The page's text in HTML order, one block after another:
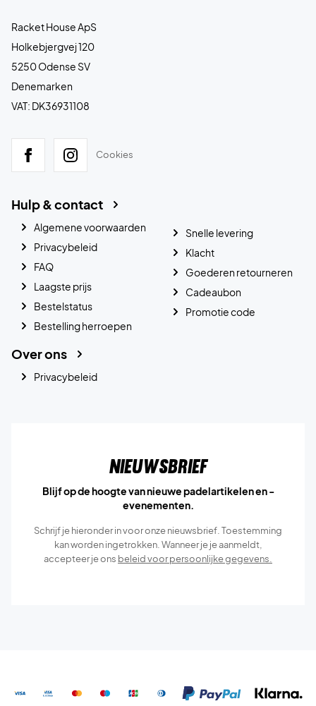
Racket House ApS
Holkebjergvej 120
5250 Odense SV
Denemarken
VAT: DK36931108
Cookies
Hulp & contact
Algemene voorwaarden
Privacybeleid
FAQ
Laagste prijs
Bestelstatus
Bestelling herroepen
Snelle levering
Klacht
Goederen retourneren
Cadeaubon
Promotie code
Over ons
Privacybeleid
Nieuwsbrief
Blijf op de hoogte van nieuwe padelartikelen en -
evenementen.
Schrijf je hieronder in voor onze nieuwsbrief. Toestemming
kan worden ingetrokken. Wanneer je je aanmeldt,
accepteer je ons beleid voor persoonlijke gegevens.